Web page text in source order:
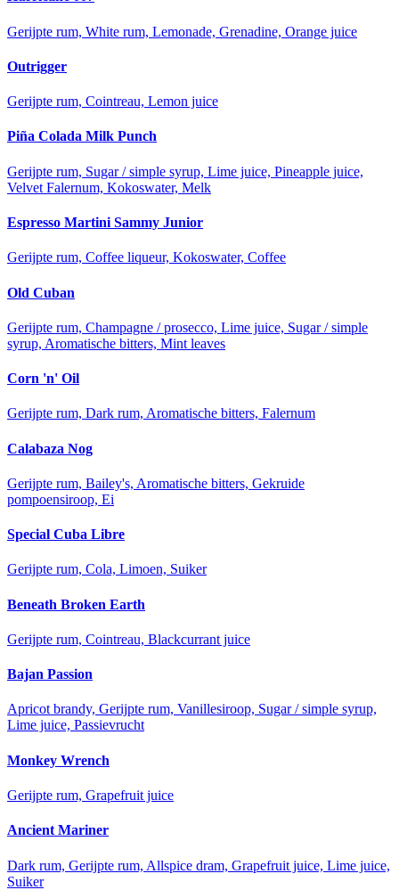
Gerijpte rum, White rum, Lemonade, Grenadine, Orange juice
Outrigger
Gerijpte rum, Cointreau, Lemon juice
Piña Colada Milk Punch
Gerijpte rum, Sugar / simple syrup, Lime juice, Pineapple juice,
Velvet Falernum, Kokoswater, Melk
Espresso Martini Sammy Junior
Gerijpte rum, Coffee liqueur, Kokoswater, Coffee
Old Cuban
Gerijpte rum, Champagne / prosecco, Lime juice, Sugar / simple
syrup, Aromatische bitters, Mint leaves
Corn 'n' Oil
Gerijpte rum, Dark rum, Aromatische bitters, Falernum
Calabaza Nog
Gerijpte rum, Bailey's, Aromatische bitters, Gekruide
pompoensiroop, Ei
Special Cuba Libre
Gerijpte rum, Cola, Limoen, Suiker
Beneath Broken Earth
Gerijpte rum, Cointreau, Blackcurrant juice
Bajan Passion
Apricot brandy, Gerijpte rum, Vanillesiroop, Sugar / simple syrup,
Lime juice, Passievrucht
Monkey Wrench
Gerijpte rum, Grapefruit juice
Ancient Mariner
Dark rum, Gerijpte rum, Allspice dram, Grapefruit juice, Lime juice,
Suiker